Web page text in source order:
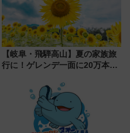
【岐阜・飛騨高山】夏の家族旅
行に！ゲレンデ一面に20万本の
アひまわり園」開園